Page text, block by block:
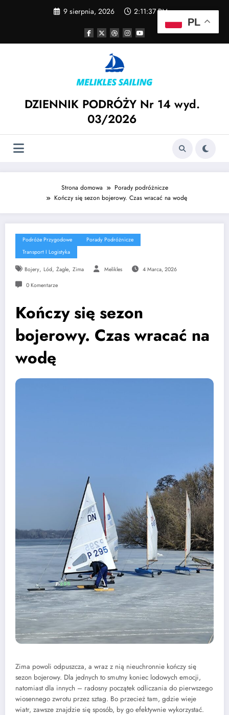
9 sierpnia, 2026 2:11:37 PM
DZIENNIK PODRÓŻY Nr 14 wyd.
03/2026
Strona domowa
Porady podróżnicze
Kończy się sezon bojerowy. Czas wracać na wodę
Podróże Przygodowe
Porady Podróżnicze
Transport I Logistyka
Bojery, Lód, Żagle, Zima Melikles 4 Marca, 2026
0 Komentarze
Kończy się sezon
bojerowy. Czas wracać na
wodę
Zima powoli odpuszcza, a wraz z nią nieuchronnie kończy się
sezon bojerowy. Dla jednych to smutny koniec lodowych emocji,
natomiast dla innych – radosny początek odliczania do pierwszego
wiosennego zwrotu przez sztag. Bo przecież tam, gdzie wieje
wiatr, zawsze znajdzie się sposób, by go efektywnie wykorzystać.
PL